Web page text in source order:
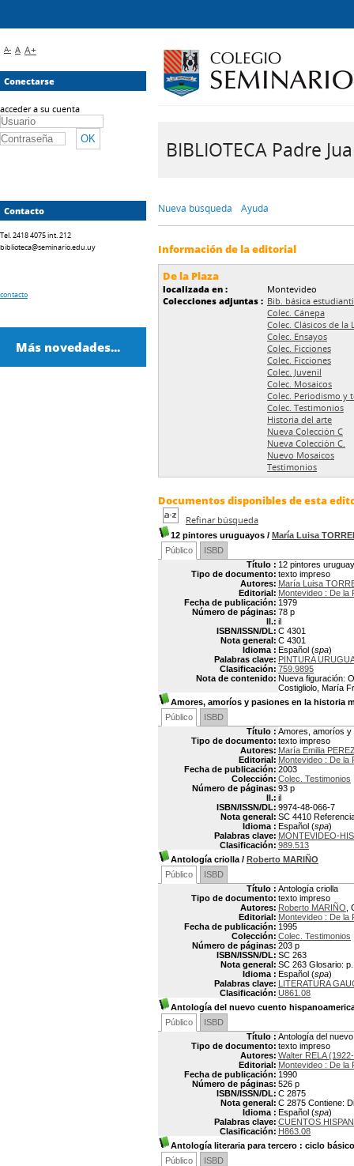
BIBLIOTECA Padre
Nueva búsqueda Ayuda
Información de la editorial
De la Plaza
localizada en :
Montevideo
Colecciones adjuntas : Bib. básica
Colec. Cánepa
Colec. Clásicos de
Colec. Ensayos
Colec. Ficciones
Colec. Ficciones
Colec. Juvenil
Colec. Mosaicos
Colec. Periodismo y
Colec. Testimonios
Historia del arte
Nueva Colección C
Nueva Colección C.
Nuevo Mosaicos
Testimonios
Documentos disponibles de esta
Refinar búsqueda
12 pintores uruguayos / María Luisa
Público
ISBD
Título : 12 pintores
Tipo de documento: texto impreso
Autores: María Luisa
Editorial: Montevideo : De la
Fecha de publicación: 1979
Número de páginas: 78 p
Il.: il
ISBN/ISSN/DL: C 4301
Nota general: C 4301
Idioma : Español (spa)
Palabras clave: PINTURA
Clasificación: 759.9895
Nota de contenido: Nueva figuración:
Costigliolo, María
Amores, amoríos y pasiones en la historia
Público
ISBD
Título : Amores, amoríos y
Tipo de documento: texto impreso
Autores: María Emilia
Editorial: Montevideo : De la
Fecha de publicación: 2003
Colección: Colec. Testimonios
Número de páginas: 93 p
Il.: il
ISBN/ISSN/DL: 9974-48-066-7
Nota general: SC 4410
Idioma : Español (spa)
Palabras clave: MONTEVIDEO-
Clasificación: 989.513
Antología criolla / Roberto MARIÑO
Público
ISBD
Título : Antología criolla
Tipo de documento: texto impreso
Autores: Roberto MARIÑO
Editorial: Montevideo : De la
Fecha de publicación: 1995
Colección: Colec. Testimonios
Número de páginas: 203 p
ISBN/ISSN/DL: SC 263
Nota general: SC 263 Glosario:
Idioma : Español (spa)
Palabras clave: LITERATURA
Clasificación: U861.08
Antología del nuevo cuento
Público
ISBD
Título : Antología del
Tipo de documento: texto impreso
Autores: Walter RELA
Editorial: Montevideo : De la
Fecha de publicación: 1990
Número de páginas: 526 p
ISBN/ISSN/DL: C 2875
Nota general: C 2875 Contiene:
Idioma : Español (spa)
Palabras clave: CUENTOS
Clasificación: H863.08
Antología literaria para tercero : ciclo
Público
ISBD
A- A A+
Conectarse
acceder a su cuenta
Contacto
Tel. 2418 4075 int. 212
biblioteca@seminario.edu.uy
contacto
Más novedades...